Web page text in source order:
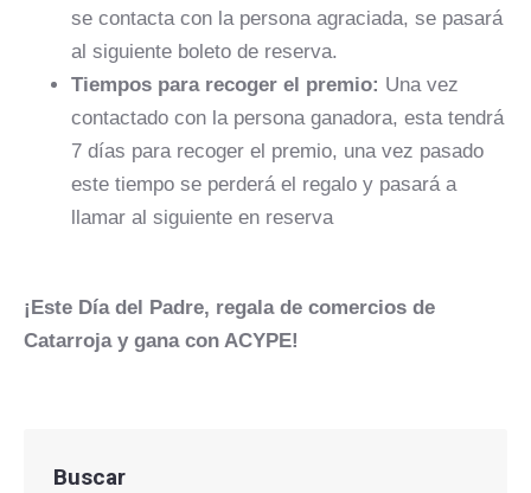
se contacta con la persona agraciada, se pasará
al siguiente boleto de reserva.
Tiempos para recoger el premio: Una vez
contactado con la persona ganadora, esta tendrá
7 días para recoger el premio, una vez pasado
este tiempo se perderá el regalo y pasará a
llamar al siguiente en reserva
¡Este Día del Padre, regala de comercios de
Catarroja y gana con ACYPE!
Buscar